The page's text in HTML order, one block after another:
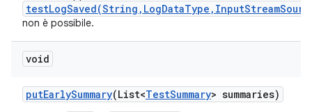
non è possibile.
void
putEarlySummary(List<TestSummary> summaries)